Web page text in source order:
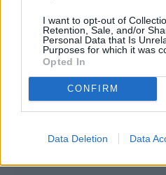
I want to opt-out of
Retention, Sale, and/or
Personal Data that Is
Purposes for which it was
Opted In
CONFIRM
Data Deletion Data